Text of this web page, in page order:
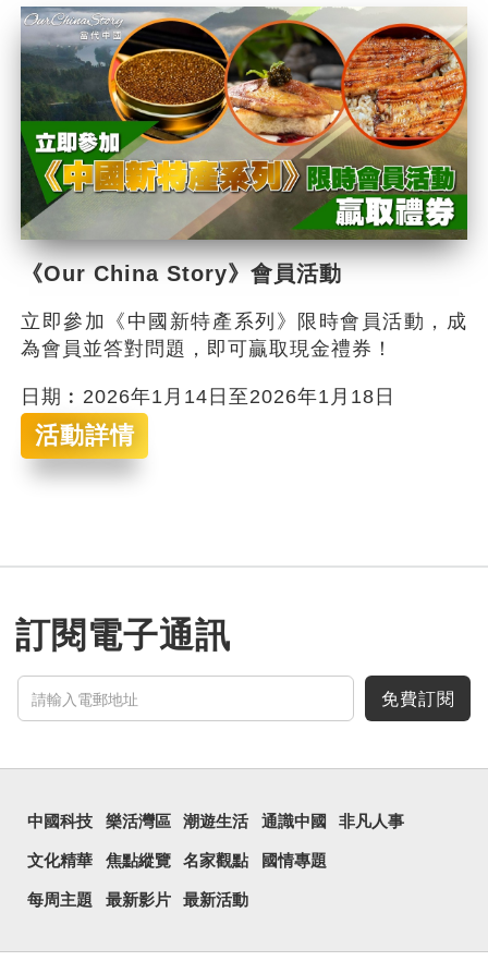
《Our China Story》會員活動
立即參加《中國新特產系列》限時會員活動，成
為會員並答對問題，即可贏取現金禮券！
日期︰2026年1月14日至2026年1月18日
活動詳情
訂閱電子通訊
免費訂閱
中國科技 樂活灣區 潮遊生活 通識中國 非凡人事
文化精華 焦點縱覽 名家觀點 國情專題
每周主題 最新影片 最新活動